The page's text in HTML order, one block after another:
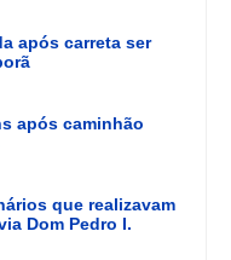
após carreta ser
após caminhão
que realizavam
Dom Pedro I.